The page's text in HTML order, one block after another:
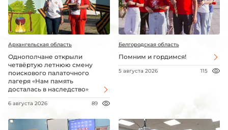
Архангельская область
Однополчане открыли
четвёртую летнюю смену
поискового палаточного
лагеря «Нам память
досталась в наследство»
6 августа 2026 89
Белгородская область
Помним и гордимся!
5 августа 2026 115